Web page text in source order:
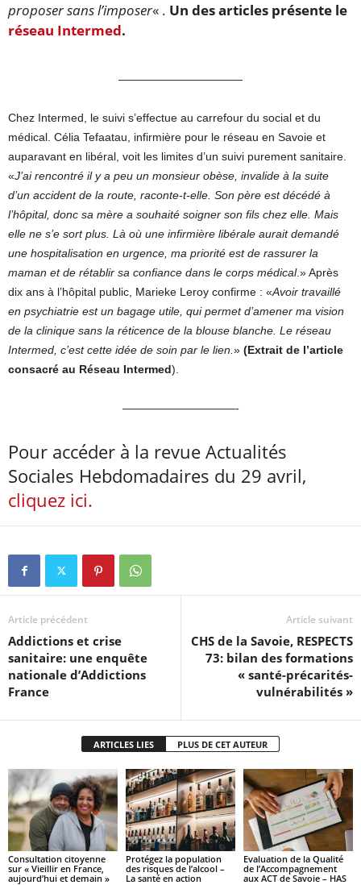
proposer sans l’imposer« . Un des articles présente le
réseau Intermed.
———————————
Chez Intermed, le suivi s’effectue au carrefour du social et du
médical. Célia Tefaatau, infirmière pour le réseau en Savoie et
auparavant en libéral, voit les limites d’un suivi purement sanitaire.
«J’ai rencontré il y a peu un monsieur obèse, invalide à la suite
d’un accident de la route, raconte-t-elle. Son père est décédé à
l’hôpital, donc sa mère a souhaité soigner son fils chez elle. Mais
elle ne s’e sort plus. Là où une infirmière libérale aurait demandé
une hospitalisation en urgence, ma priorité est de rassurer la
maman et de rétablir sa confiance dans le corps médical.» Après
dix ans à l’hôpital public, Marieke Leroy confirme : «Avoir travaillé
en psychiatrie est un bagage utile, qui permet d’amener ma vision
de la clinique sans la réticence de la blouse blanche. Le réseau
Intermed, c’est cette idée de soin par le lien. » (Extrait de l’article
consacré au Réseau Intermed).
——————————-
Pour accéder à la revue Actualités
Sociales Hebdomadaires du 29 avril,
cliquez ici.
Article précédent
Addictions et crise
sanitaire: une enquête
nationale d’Addictions
France
Article suivant
CHS de la Savoie, RESPECTS
73: bilan des formations
« santé-précarités-
vulnérabilités »
ARTICLES LIES PLUS DE CET AUTEUR
Consultation citoyenne
sur « Vieillir en France,
aujourd’hui et demain »
Protégez la population
des risques de l’alcool –
La santé en action
Evaluation de la Qualité
de l’Accompagnement
aux ACT de Savoie – HAS